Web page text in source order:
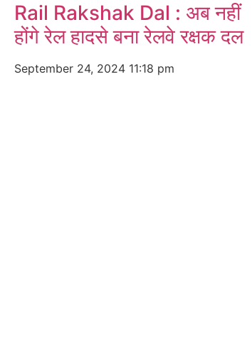
Rail Rakshak Dal : अब नहीं
होंगे रेल हादसे बना रेलवे रक्षक दल
September 24, 2024 11:18 pm